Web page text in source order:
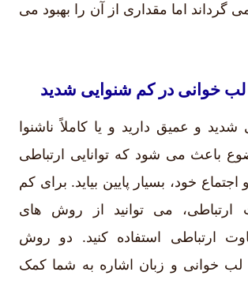
گرداند اما مقداری از آن را بهبود می
لب خوانی در کم شنوایی شدید
و عمیق دارید و یا کاملاً ناشنوا
باعث می شود که توانایی ارتباطی
خود، بسیار پایین بیاید. برای کم
ارتباطی، می توانید از روش های
ارتباطی استفاده کنید. دو روش
لب خوانی و زبان اشاره به شما کمک